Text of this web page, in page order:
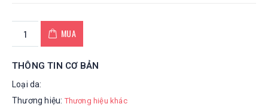
MUA
THÔNG TIN CƠ BẢN
Loại da:
Thương hiệu: Thương hiệu khác